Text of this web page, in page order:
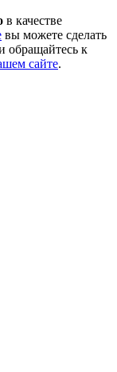
в качестве
вы можете сделать
обращайтесь к
сайте.